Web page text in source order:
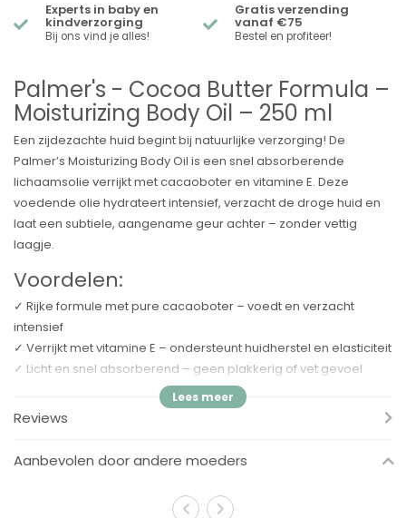
Experts in baby en
kindverzorging
Bij ons vind je alles!
Gratis verzending
vanaf €75
Bestel en profiteer!
Palmer's - Cocoa Butter Formula –
Moisturizing Body Oil – 250 ml
Een zijdezachte huid begint bij natuurlijke verzorging! De
Palmer’s Moisturizing Body Oil is een snel absorberende
lichaamsolie verrijkt met cacaoboter en vitamine E. Deze
voedende olie hydrateert intensief, verzacht de droge huid en
laat een subtiele, aangename geur achter – zonder vettig
laagje.
Voordelen:
✓ Rijke formule met pure cacaoboter – voedt en verzacht
intensief
✓ Verrijkt met vitamine E – ondersteunt huidherstel en elasticiteit
✓ Licht en snel absorberend – geen plakkerig of vet gevoel
✓ Veelzijdig in gebruik – na het douchen of als badolie
✓ Flip-top dop – handig en schoon in gebruik
Reviews
Aanbevolen door andere moeders